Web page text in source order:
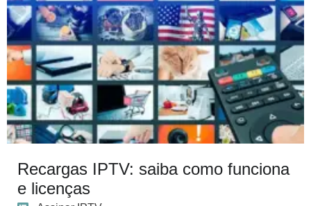
Recargas IPTV: saiba como funciona
e licenças